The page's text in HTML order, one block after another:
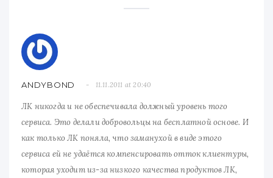
ANDYBOND 11.11.2011 at 20:40
ЛК никогда и не обеспечивала должный уровень того
сервиса. Это делали добровольцы на бесплатной основе. И
как только ЛК поняла, что заманухой в виде этого
сервиса ей не удаётся компенсировать отток клиентуры,
которая уходит из-за низкого качества продуктов ЛК,